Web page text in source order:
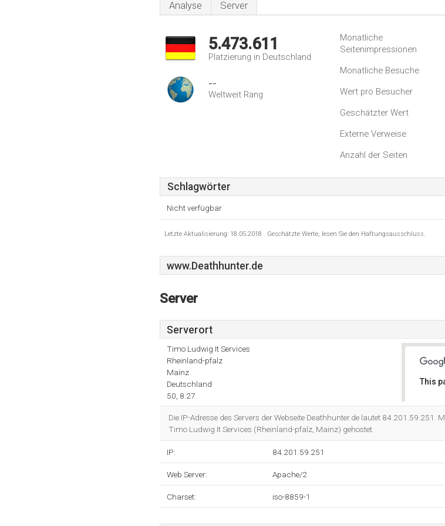
Analyse Server
5.473.611
Platzierung in Deutschland
--
Weltweit Rang
Monatliche
Seitenimpressionen
Monatliche Besuche
Wert pro Besucher
Geschätzter Wert
Externe Verweise
Anzahl der Seiten
Schlagwörter
Nicht verfügbar
Letzte Aktualisierung: 18.05.2018 . Geschätzte Werte, lesen Sie den Haftungsausschluss.
www.Deathhunter.de
Server
Serverort
Timo Ludwig It Services
Rheinland-pfalz
Mainz
Deutschland
50, 8.27
This
Die IP-Adresse des Servers der Webseite Deathhunter.de lautet 84.201.59.251.
Timo Ludwig It Services (Rheinland-pfalz, Mainz) gehostet.
IP: 84.201.59.251
Web Server: Apache/2
Charset: iso-8859-1